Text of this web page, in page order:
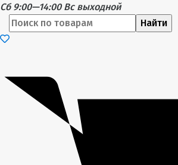
Сб 9:00—14:00 Вс выходной
Найти